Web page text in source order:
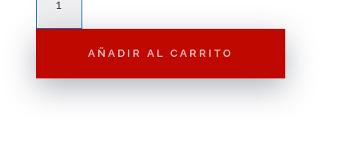
Lowrider
Hot
AÑADIR AL CARRITO